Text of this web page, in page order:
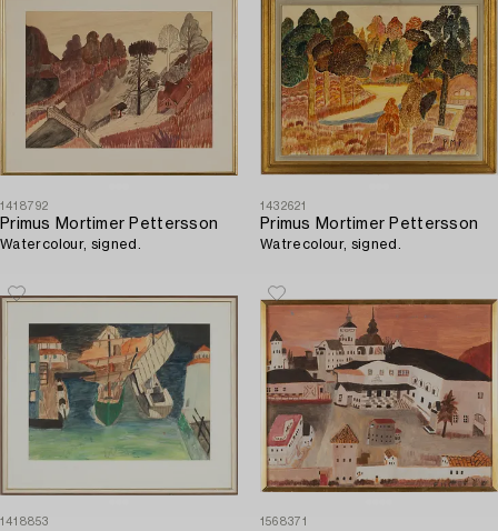
1418792
Primus Mortimer Pettersson
Watercolour, signed.
1432621
Primus Mortimer Pettersson
Watrecolour, signed.
1418853 1568371